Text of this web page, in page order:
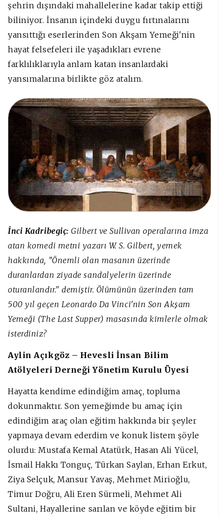
şehrin dışındaki mahallelerine kadar takip ettiği
biliniyor. İnsanın içindeki duygu fırtınalarını
yansıttığı eserlerinden Son Akşam Yemeği'nin
hayat felsefeleri ile yaşadıkları evrene
farklılıklarıyla anlam katan insanlardaki
yansımalarına birlikte göz atalım.
İnci Kadribegiç:Gilbert ve Sullivan operalarına imza
atan komedi metni yazarı W. S. Gilbert, yemek
hakkında, "Önemli olan masanın üzerinde
duranlardan ziyade sandalyelerin üzerinde
oturanlandır." demiştir. Ölümünün üzerinden tam
500 yıl geçen Leonardo Da Vinci'nin Son Akşam
Yemeği (The Last Supper) masasında kimlerle olmak
isterdiniz?
Aylin Açıkgöz – Hevesli İnsan Bilim
Atölyeleri Derneği Yönetim Kurulu Üyesi
Hayatta kendime edindiğim amaç, topluma
dokunmaktır. Son yemeğimde bu amaç için
edindiğim araç olan eğitim hakkında bir şeyler
yapmaya devam ederdim ve konuk listem şöyle
olurdu: Mustafa Kemal Atatürk, Hasan Ali Yücel,
İsmail Hakkı Tonguç, Türkan Saylan, Erhan Erkut,
Ziya Selçuk, Mansur Yavaş, Mehmet Mirioğlu,
Timur Doğru, Ali Eren Sürmeli, Mehmet Ali
Sultani, Hayallerine sarılan ve köyde eğitim bir